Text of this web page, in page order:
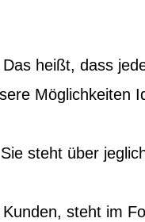
heißt, dass
Möglichkeiten
steht über
steht im